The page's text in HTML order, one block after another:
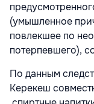
(умышленное
повлекшее по
потерпевшего),
По данным
Керекеш